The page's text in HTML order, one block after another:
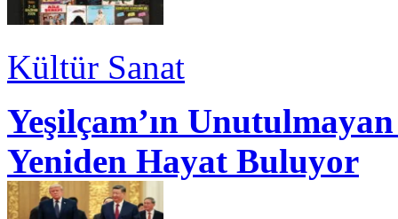
Kültür Sanat
Yeşilçam’ın
Yeniden Hayat Buluyor